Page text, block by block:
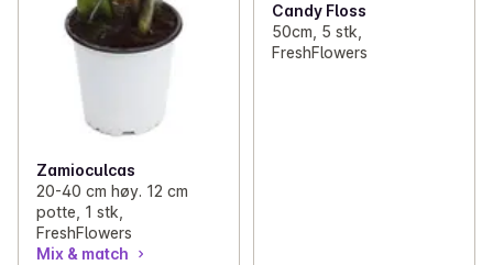
Zamioculcas
20-40 cm høy. 12 cm
potte, 1 stk,
FreshFlowers
Mix & match
Candy Floss
50cm, 5 stk,
FreshFlowers